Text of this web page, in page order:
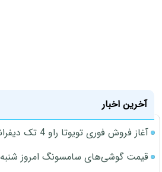
آخرین اخبار
آغاز فروش فوری تویوتا راو 4 تک دیفرانسیل 2025
قیمت گوشی‌های سامسونگ امروز شنبه 17 مرداد 1405